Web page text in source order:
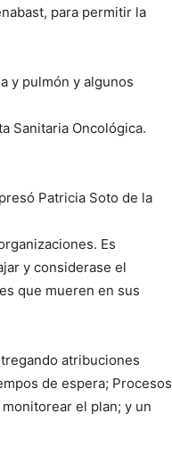
para permitir la
y pulmón y algunos
Sanitaria Oncológica.
Patricia Soto de la
Es
y considerase el
que mueren en sus
atribuciones
de espera; Procesos
el plan; y un